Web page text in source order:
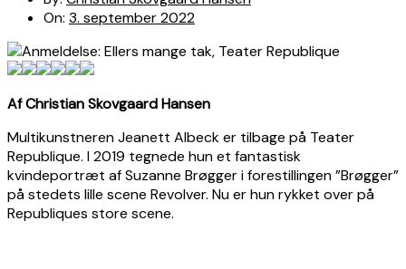
On: 3. september 2022
Af Christian Skovgaard Hansen
Multikunstneren Jeanett Albeck er tilbage på Teater
Republique. I 2019 tegnede hun et fantastisk
kvindeportræt af Suzanne Brøgger i forestillingen ”Brøgger”
på stedets lille scene Revolver. Nu er hun rykket over på
Republiques store scene.